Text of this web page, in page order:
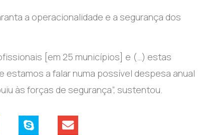
a operacionalidade e a segurança dos
[em 25 municípios] e (…) estas
estamos a falar numa possível despesa anual
às forças de segurança”, sustentou.